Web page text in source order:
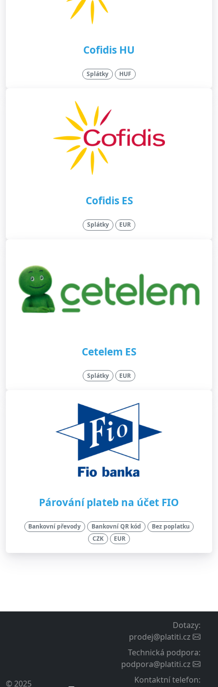
Cofidis HU
Splátky HUF
Cofidis ES
Splátky EUR
Cetelem ES
Splátky EUR
Párování plateb na účet FIO
Bankovní převody Bankovní QR kód
Bez poplatku
CZK
EUR
© 2025
Dotazy:
prodej@platiti.cz
Technická podpora:
podpora@platiti.cz
Kontaktní telefon: